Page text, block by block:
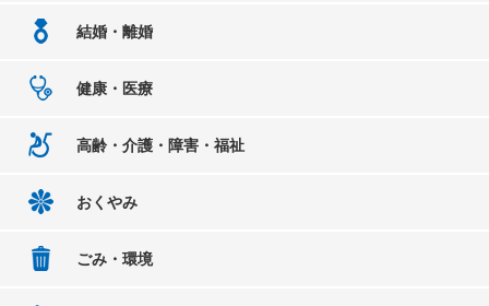
結婚・離婚
健康・医療
高齢・介護・障害・福祉
おくやみ
ごみ・環境